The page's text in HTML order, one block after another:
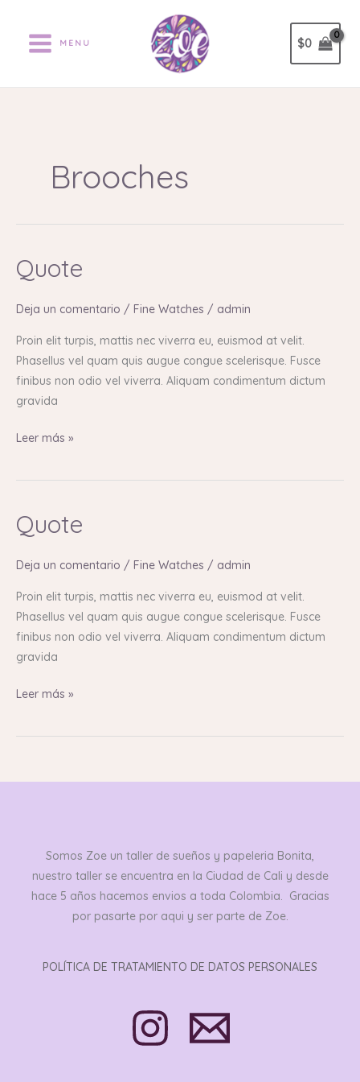
contenido
MENU $0
Brooches
Quote
Deja un comentario / Fine Watches / admin
Proin elit turpis, mattis nec viverra eu, euismod at velit.
Phasellus vel quam quis augue congue scelerisque. Fusce
finibus non odio vel viverra. Aliquam condimentum dictum
gravida
Quote
Leer más »
Quote
Deja un comentario / Fine Watches / admin
Proin elit turpis, mattis nec viverra eu, euismod at velit.
Phasellus vel quam quis augue congue scelerisque. Fusce
finibus non odio vel viverra. Aliquam condimentum dictum
gravida
Quote
Leer más »
Somos Zoe un taller de sueños y papeleria Bonita,
nuestro taller se encuentra en la Ciudad de Cali y desde
hace 5 años hacemos envios a toda Colombia. Gracias
por pasarte por aqui y ser parte de Zoe.
POLÍTICA DE TRATAMIENTO DE DATOS PERSONALES